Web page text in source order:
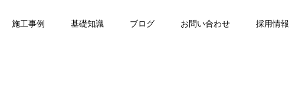
施工事例 基礎知識 ブログ お問い合わせ 採用情報